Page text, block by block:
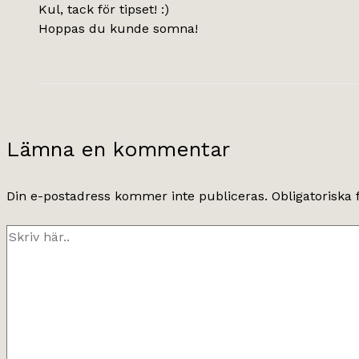
Kul, tack för tipset! :)
Hoppas du kunde somna!
Lämna en kommentar
Din e-postadress kommer inte publiceras.
Skriv